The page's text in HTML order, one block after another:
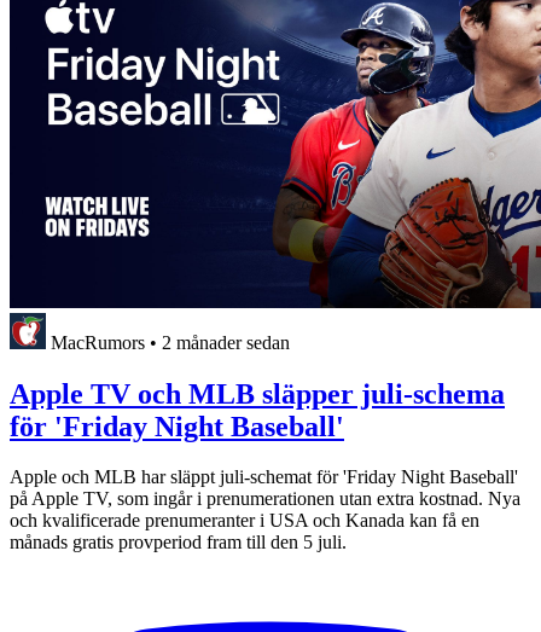
MacRumors • 2 månader sedan
Apple TV och MLB släpper juli-schema
för 'Friday Night Baseball'
Apple och MLB har släppt juli-schemat för 'Friday Night Baseball'
på Apple TV, som ingår i prenumerationen utan extra kostnad. Nya
och kvalificerade prenumeranter i USA och Kanada kan få en
månads gratis provperiod fram till den 5 juli.